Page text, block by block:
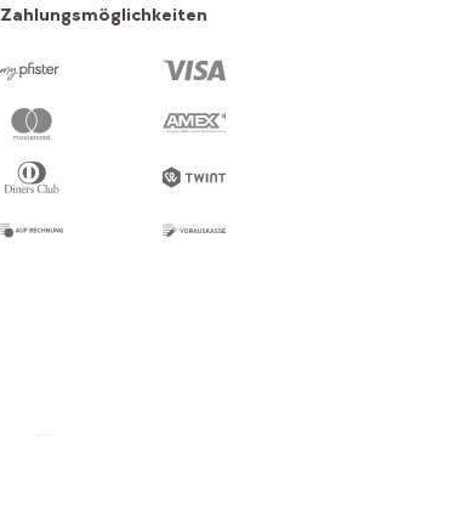
Zahlungsmöglichkeiten